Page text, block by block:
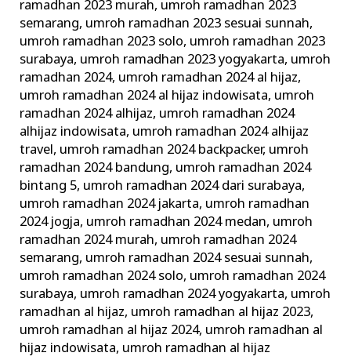
ramadhan 2023 murah, umroh ramadhan 2023
semarang, umroh ramadhan 2023 sesuai sunnah,
umroh ramadhan 2023 solo, umroh ramadhan 2023
surabaya, umroh ramadhan 2023 yogyakarta, umroh
ramadhan 2024, umroh ramadhan 2024 al hijaz,
umroh ramadhan 2024 al hijaz indowisata, umroh
ramadhan 2024 alhijaz, umroh ramadhan 2024
alhijaz indowisata, umroh ramadhan 2024 alhijaz
travel, umroh ramadhan 2024 backpacker, umroh
ramadhan 2024 bandung, umroh ramadhan 2024
bintang 5, umroh ramadhan 2024 dari surabaya,
umroh ramadhan 2024 jakarta, umroh ramadhan
2024 jogja, umroh ramadhan 2024 medan, umroh
ramadhan 2024 murah, umroh ramadhan 2024
semarang, umroh ramadhan 2024 sesuai sunnah,
umroh ramadhan 2024 solo, umroh ramadhan 2024
surabaya, umroh ramadhan 2024 yogyakarta, umroh
ramadhan al hijaz, umroh ramadhan al hijaz 2023,
umroh ramadhan al hijaz 2024, umroh ramadhan al
hijaz indowisata, umroh ramadhan al hijaz